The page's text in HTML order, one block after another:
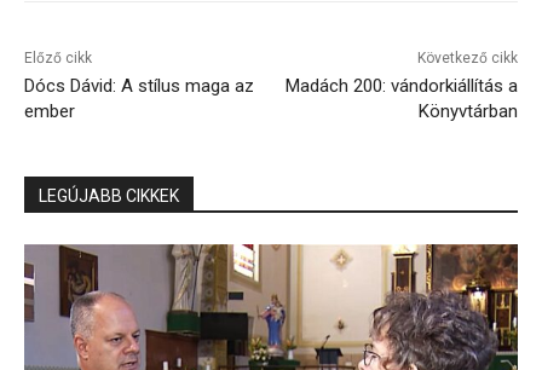
Előző cikk
Dócs Dávid: A stílus maga az
ember
Következő cikk
Madách 200: vándorkiállítás a
Könyvtárban
LEGÚJABB CIKKEK